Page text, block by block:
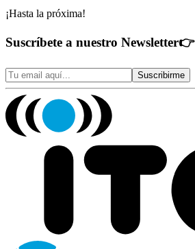
¡Hasta la próxima!
Suscríbete a nuestro Newsletter👉
Suscribirme